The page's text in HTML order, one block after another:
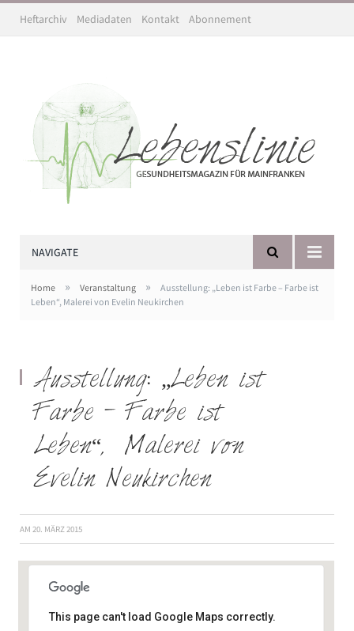
Heftarchiv Mediadaten Kontakt Abonnement
NAVIGATE
Home » Veranstaltung »
Ausstellung: „Leben ist Farbe – Farbe ist
Leben“, Malerei von Evelin Neukirchen
Ausstellung: „Leben ist
Farbe – Farbe ist
Leben“, Malerei von
Evelin Neukirchen
AM 20. MÄRZ 2015
This page can't load Google Maps correctly.